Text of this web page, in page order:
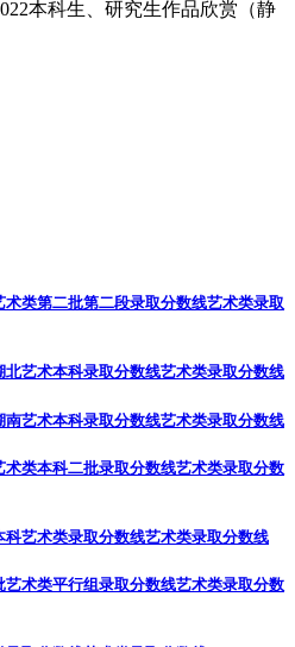
本科生、研究生作品欣赏（静
类第二批第二段录取分数线艺术类录取
北艺术本科录取分数线艺术类录取分数线
南艺术本科录取分数线艺术类录取分数线
类本科二批录取分数线艺术类录取分数
科艺术类录取分数线艺术类录取分数线
术类平行组录取分数线艺术类录取分数